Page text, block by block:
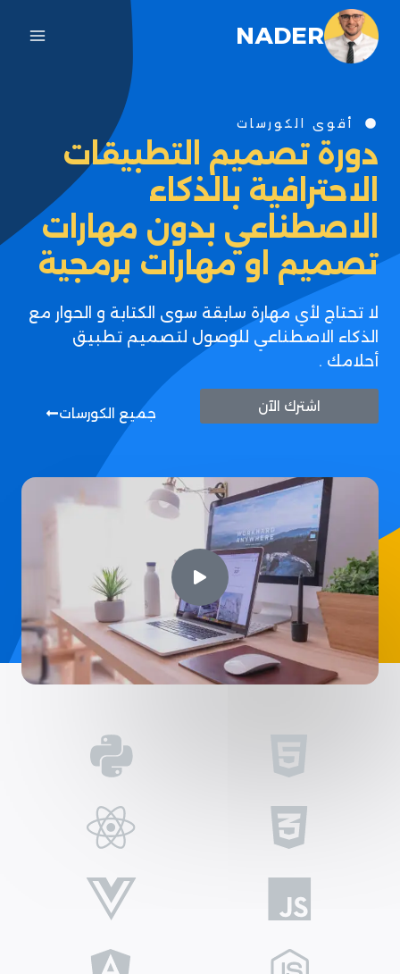
NADER
أقوى الكورسات
دورة تصميم التطبيقات
الاحترافية بالذكاء
الاصطناعي بدون مهارات
تصميم او مهارات برمجية
لا تحتاج لأي مهارة سابقة سوى الكتابة و الحوار مع
الذكاء الاصطناعي للوصول لتصميم تطبيق
أحلامك .
اشترك الآن جميع الكورسات